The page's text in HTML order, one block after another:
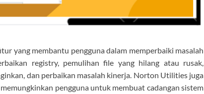
yang membantu pengguna dalam memperbaiki masalah
registry, pemulihan file yang hilang atau rusak,
dan perbaikan masalah kinerja. Norton Utilities juga
pengguna untuk membuat cadangan sistem